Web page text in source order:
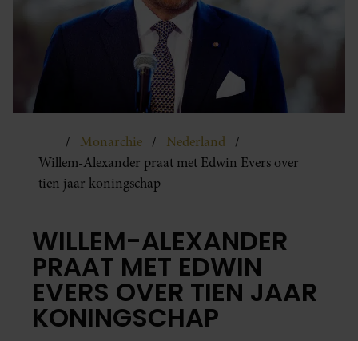
Monarchie
Nederland
Willem-Alexander praat met Edwin Evers over
tien jaar koningschap
WILLEM-ALEXANDER
PRAAT MET EDWIN
EVERS OVER TIEN JAAR
KONINGSCHAP